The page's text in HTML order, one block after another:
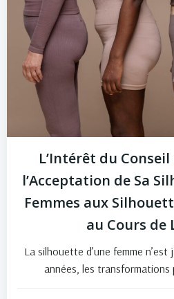
L’Intérêt du
l’Acceptation de Sa
Femmes aux
au Cours de
La silhouette d’une femme
années, les